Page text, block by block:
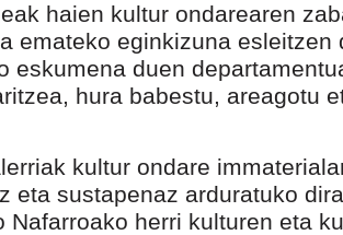
haien kultur ondarearen
emateko eginkizuna esleitzen
eskumena duen
hura babestu, areagotu
kultur ondare
eta sustapenaz arduratuko
Nafarroako herri kulturen eta